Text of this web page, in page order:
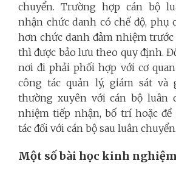
chuyển. Trường hợp cán bộ
nhận chức danh có chế độ, phụ
hơn chức danh đảm nhiệm
thì được bảo lưu theo quy định.
nơi đi phải phối hợp với cơ
công tác quản lý, giám sát
thường xuyên với cán bộ luân
nhiệm tiếp nhận, bố trí hoặc
tác đối với cán bộ sau luân chuyển.
Một số bài học kinh nghiệm